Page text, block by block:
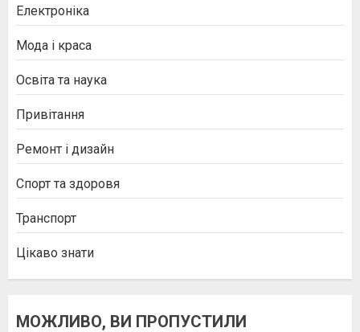
Електроніка
Мода і краса
Освіта та наука
Привітання
Ремонт і дизайн
Спорт та здоровя
Транспорт
Цікаво знати
МОЖЛИВО, ВИ ПРОПУСТИЛИ